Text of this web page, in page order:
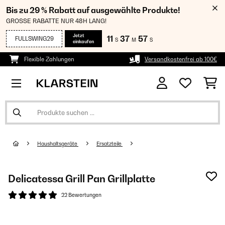
Bis zu 29 % Rabatt auf ausgewählte Produkte!
GROSSE RABATTE NUR 48H LANG!
FULLSWING29
Jetzt
einkaufen
11 S 37 M 56 S
Flexible Zahlungen Versandkostenfrei ab 100€
Haushaltsgeräte Ersatzteile
Delicatessa Grill Pan Grillplatte
22 Bewertungen